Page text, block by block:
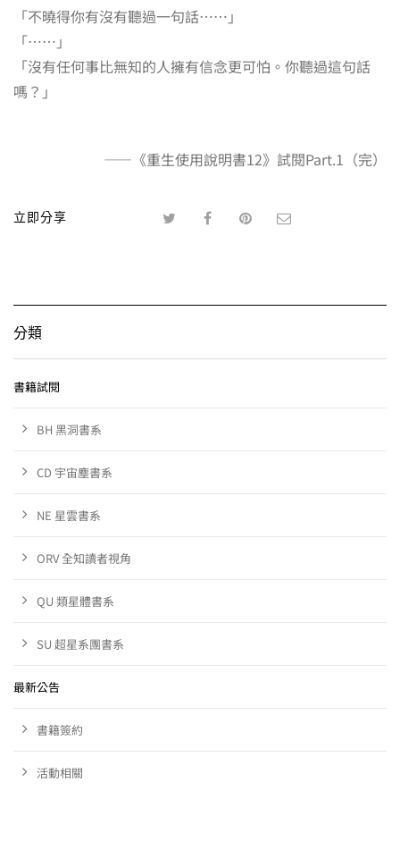
「不曉得你有沒有聽過一句話……」
「……」
「沒有任何事比無知的人擁有信念更可怕。你聽過這句話
嗎？」
——《重生使用說明書12》試閱Part.1（完）
立即分享
分類
書籍試閱
BH 黑洞書系
CD 宇宙塵書系
NE 星雲書系
ORV 全知讀者視角
QU 類星體書系
SU 超星系團書系
最新公告
書籍簽約
活動相關